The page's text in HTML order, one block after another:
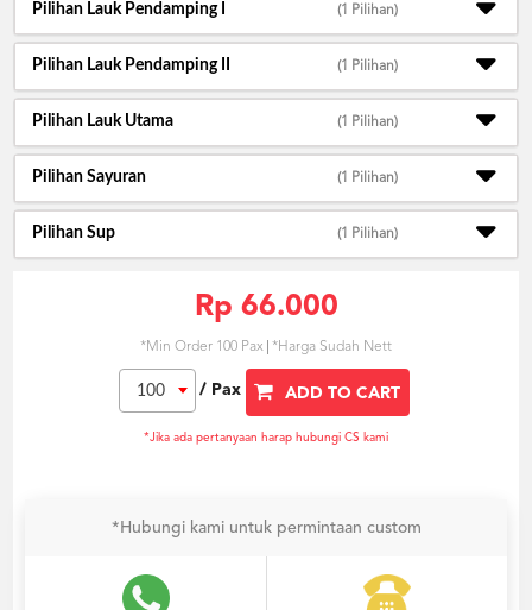
Pilihan Lauk Pendamping I (1 Pilihan)
Pilihan Lauk Pendamping II (1 Pilihan)
Pilihan Lauk Utama (1 Pilihan)
Pilihan Sayuran (1 Pilihan)
Pilihan Sup (1 Pilihan)
Rp 66.000
*Min Order 100 Pax *Harga Sudah Nett
100 / Pax ADD TO CART
*Jika ada pertanyaan harap hubungi CS kami
*Hubungi kami untuk permintaan custom